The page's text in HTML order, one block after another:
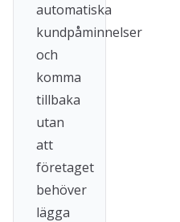
automatiska
kundpåminnelser
och
komma
tillbaka
utan
att
företaget
behöver
lägga